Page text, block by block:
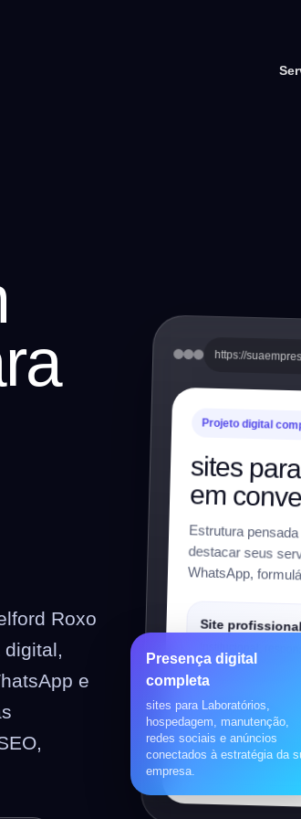
Roxo
e
https://
Projeto digital
sites
em
Estrutura
destacar seus
WhatsApp,
Site profissional
Institucional,
preparado para SEO.
Loja virtual
WooCommerce,
pagamentos, frete e
Presença digital
completa
sites para Laboratórios,
hospedagem, manutenção,
redes sociais e anúncios
conectados à estratégia da
empresa.